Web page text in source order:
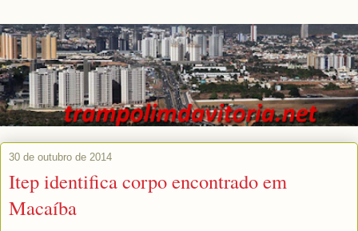
30 de outubro de 2014
Itep identifica corpo encontrado em
Macaíba